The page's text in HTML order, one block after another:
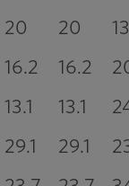
20 20
16.2 16.2
13.1 13.1
29.1 29.1